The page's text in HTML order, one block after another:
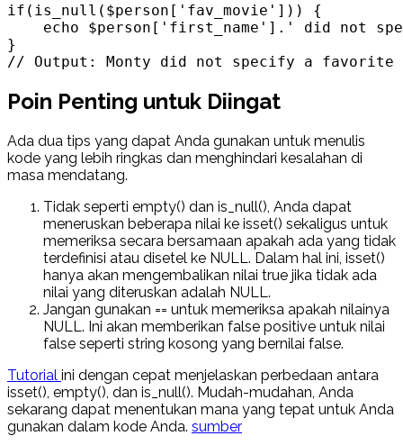
if(is_null($person['fav_movie'])) {
echo $person['first_name'].' did not
}
// Output: Monty did not specify a favorite
Poin Penting untuk Diingat
Ada dua tips yang dapat Anda gunakan untuk menulis
kode yang lebih ringkas dan menghindari kesalahan di
masa mendatang.
Tidak seperti empty() dan is_null(), Anda dapat
meneruskan beberapa nilai ke isset() sekaligus untuk
memeriksa secara bersamaan apakah ada yang tidak
terdefinisi atau disetel ke NULL. Dalam hal ini, isset()
hanya akan mengembalikan nilai true jika tidak ada
nilai yang diteruskan adalah NULL.
Jangan gunakan == untuk memeriksa apakah nilainya
NULL. Ini akan memberikan false positive untuk nilai
false seperti string kosong yang bernilai false.
Tutorial ini dengan cepat menjelaskan perbedaan antara
isset(), empty(), dan is_null(). Mudah-mudahan, Anda
sekarang dapat menentukan mana yang tepat untuk Anda
gunakan dalam kode Anda. sumber